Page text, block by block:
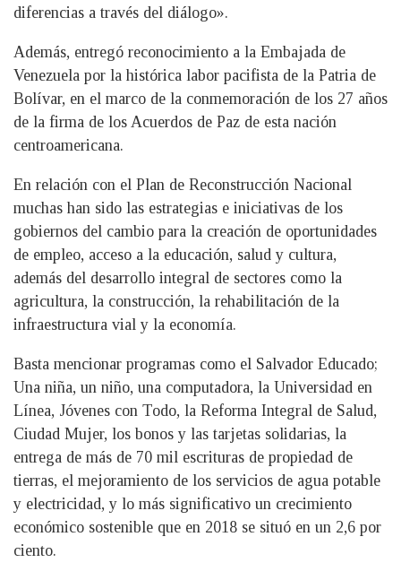
diferencias a través del diálogo».
Además, entregó reconocimiento a la Embajada de
Venezuela por la histórica labor pacifista de la Patria de
Bolívar, en el marco de la conmemoración de los 27 años
de la firma de los Acuerdos de Paz de esta nación
centroamericana.
En relación con el Plan de Reconstrucción Nacional
muchas han sido las estrategias e iniciativas de los
gobiernos del cambio para la creación de oportunidades
de empleo, acceso a la educación, salud y cultura,
además del desarrollo integral de sectores como la
agricultura, la construcción, la rehabilitación de la
infraestructura vial y la economía.
Basta mencionar programas como el Salvador Educado;
Una niña, un niño, una computadora, la Universidad en
Línea, Jóvenes con Todo, la Reforma Integral de Salud,
Ciudad Mujer, los bonos y las tarjetas solidarias, la
entrega de más de 70 mil escrituras de propiedad de
tierras, el mejoramiento de los servicios de agua potable
y electricidad, y lo más significativo un crecimiento
económico sostenible que en 2018 se situó en un 2,6 por
ciento.